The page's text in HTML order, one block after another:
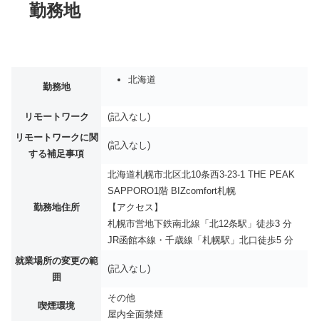
勤務地
勤務地
北海道
リモートワーク
(記入なし)
リモートワークに関
する補足事項
(記入なし)
勤務地住所
北海道札幌市北区北10条西3-23-1 THE PEAK
SAPPORO1階 BIZcomfort札幌
【アクセス】
札幌市営地下鉄南北線「北12条駅」徒歩3 分
JR函館本線・千歳線「札幌駅」北口徒歩5 分
就業場所の変更の範
囲
(記入なし)
喫煙環境
その他
屋内全面禁煙